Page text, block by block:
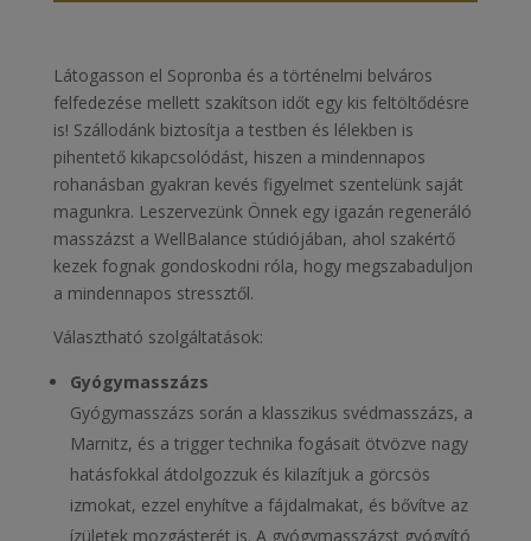
Látogasson el Sopronba és a történelmi belváros
felfedezése mellett szakítson időt egy kis feltöltődésre
is! Szállodánk biztosítja a testben és lélekben is
pihentető kikapcsolódást, hiszen a mindennapos
rohanásban gyakran kevés figyelmet szentelünk saját
magunkra. Leszervezünk Önnek egy igazán regeneráló
masszázst a WellBalance stúdiójában, ahol szakértő
kezek fognak gondoskodni róla, hogy megszabaduljon
a mindennapos stressztől.
Választható szolgáltatások:
Gyógymasszázs
Gyógymasszázs során a klasszikus svédmasszázs, a
Marnitz, és a trigger technika fogásait ötvözve nagy
hatásfokkal átdolgozzuk és kilazítjuk a görcsös
izmokat, ezzel enyhítve a fájdalmakat, és bővítve az
ízületek mozgásterét is. A gyógymasszázst gyógyító